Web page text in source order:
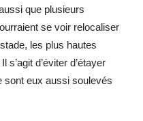
que plusieurs
se voir relocaliser
les plus hautes
s’agit d’éviter d’étayer
sont eux aussi soulevés